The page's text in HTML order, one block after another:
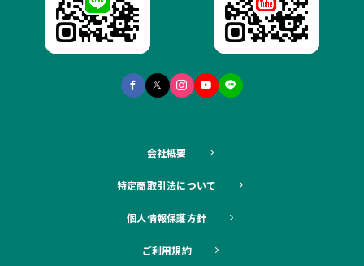
会社概要
特定商取引法について
個人情報保護方針
ご利用規約